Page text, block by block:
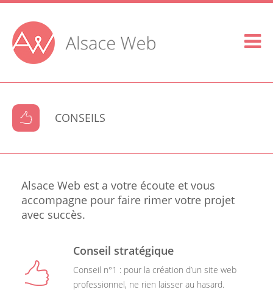
CONSEILS
Alsace Web est a votre écoute et vous
accompagne pour faire rimer votre projet
avec succès.
Conseil stratégique
Conseil n°1 : pour la création d’un site web
professionnel, ne rien laisser au hasard.